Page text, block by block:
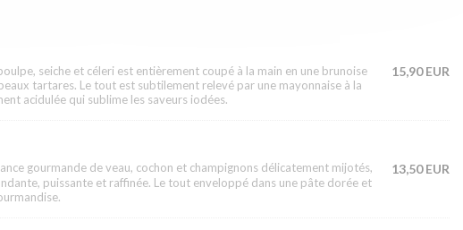
seiche et céleri est entièrement coupé à la main en une brunoise
tartares. Le tout est subtilement relevé par une mayonnaise à la
acidulée qui sublime les saveurs iodées.
15,90 EUR
gourmande de veau, cochon et champignons délicatement mijotés,
puissante et raffinée. Le tout enveloppé dans une pâte dorée et
13,50 EUR